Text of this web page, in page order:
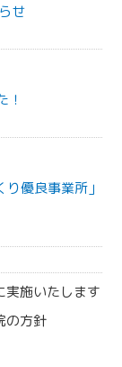
せ
！
優良事業所」
施いたします
の方針